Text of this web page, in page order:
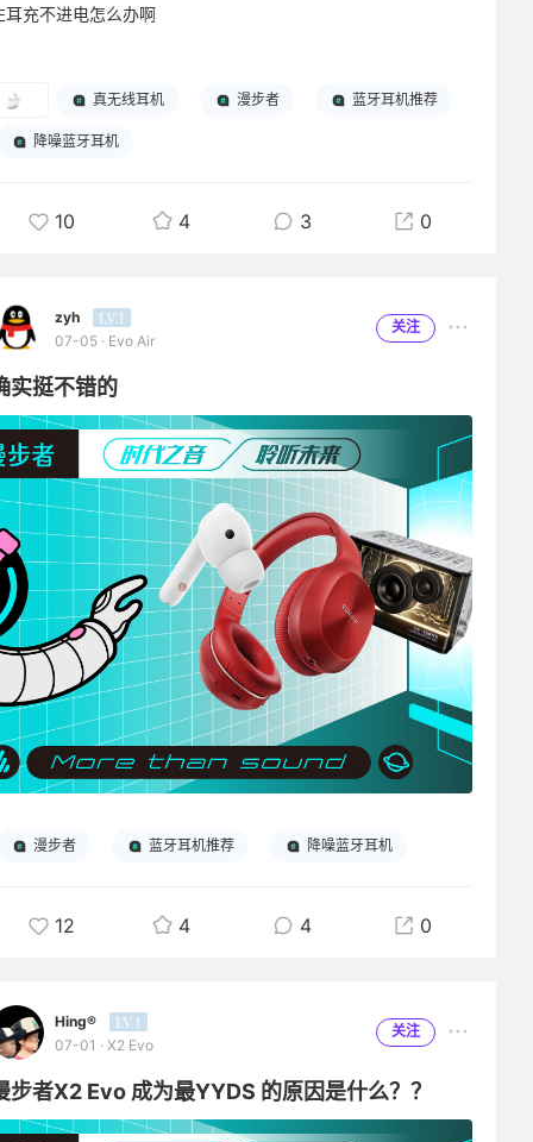
耳充不进电怎么办啊
真无线耳机 漫步者 蓝牙耳机推荐
降噪蓝牙耳机
10 4 3 0
zyh LV.1
07-05 · Evo Air
关注
实挺不错的
漫步者 蓝牙耳机推荐 降噪蓝牙耳机
12 4 4 0
Hing® LV.1
07-01 · X2 Evo
关注
步者X2 Evo 成为最YYDS 的原因是什么？？